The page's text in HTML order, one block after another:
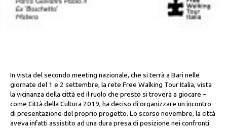
In vista del secondo meeting nazionale, che si terrà a Bari nelle
giornate del 1 e 2 settembre, la rete Free Walking Tour Italia, vista
la vicinanza della città ed il ruolo che presto si troverà a giocare –
come Città della Cultura 2019, ha deciso di organizzare un incontro
di presentazione del proprio progetto. Lo scorso novembre, la città
aveva infatti assistito ad una dura presa di posizione nei confronti